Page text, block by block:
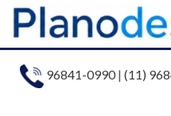
96841-0990| (11)